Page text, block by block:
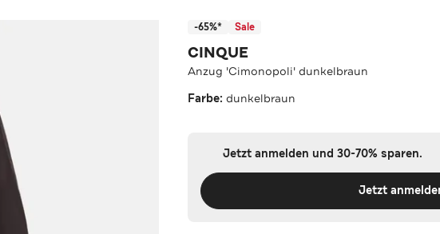
-65%* Sale
CINQUE
Anzug 'Cimonopoli' dunkelbraun
Farbe:dunkelbraun
Jetzt anmelden und 30-70% sparen.
Jetzt